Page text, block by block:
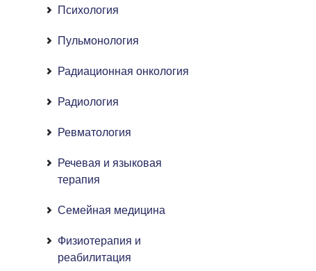
Психология
Пульмонология
Радиационная онкология
Радиология
Ревматология
Речевая и языковая
терапия
Семейная медицина
Физиотерапия и
реабилитация